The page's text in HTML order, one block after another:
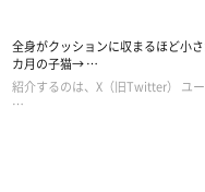
全身がクッションに収まるほど小
カ月の子猫→ …
紹介するのは、X（旧Twitter） ユ
…